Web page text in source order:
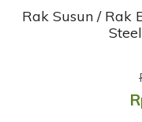
Rak Susun / Rak